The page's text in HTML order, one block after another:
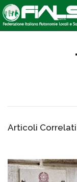
Articoli Correlati